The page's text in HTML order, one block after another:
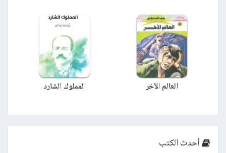
العالم الآخر المملوك الشارد
أحدث الكتب